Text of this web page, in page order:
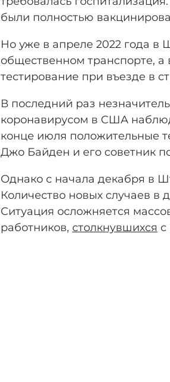
были полностью
Но уже в апреле 2022 года в
общественном транспорте,
тестирование при въезде в
В последний раз
коронавирусом в США
конце июля положительные
Джо Байден и его советник
Однако с начала декабря в
Количество новых случаев в
Ситуация осложняется
работников, столкнувшихся с